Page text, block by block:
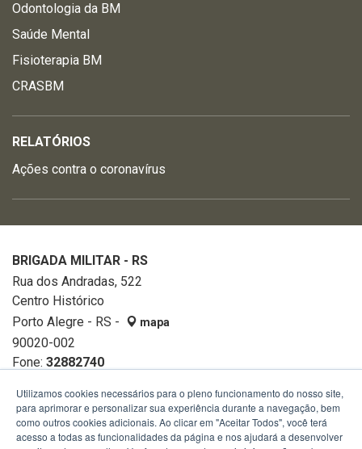
Odontologia da BM
Saúde Mental
Fisioterapia BM
CRASBM
RELATÓRIOS
Ações contra o coronavírus
BRIGADA MILITAR - RS
Rua dos Andradas, 522
Centro Histórico
Porto Alegre - RS -
mapa
90020-002
Fone: 32882740
Utilizamos cookies necessários para o pleno funcionamento do nosso site,
para aprimorar e personalizar sua experiência durante a navegação, bem
como outros cookies adicionais. Ao clicar em "Aceitar Todos", você terá
acesso a todas as funcionalidades da página e nos ajudará a desenvolver